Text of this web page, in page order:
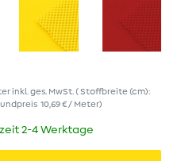
inkl. ges. MwSt. ( Stoffbreite (cm):
10,69 € / Meter)
2-4 Werktage